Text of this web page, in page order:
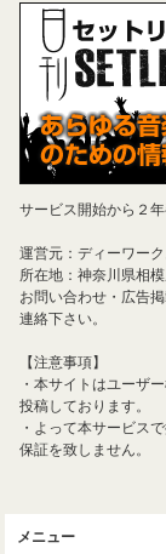
サービス開始から２
運営元：ディーワー
所在地：神奈川県相
お問い合わせ・広告
連絡下さい。
【注意事項】
・本サイトはユーザ
投稿しております。
・よって本サービス
保証を致しません。
メニュー